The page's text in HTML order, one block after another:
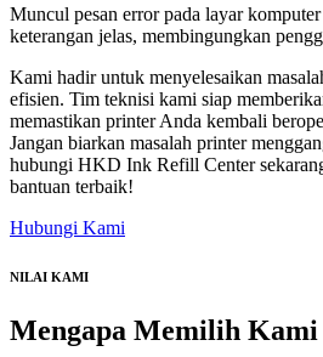
Muncul pesan error pada layar
keterangan jelas, membingungkan
Kami hadir untuk menyelesaikan
efisien. Tim teknisi kami siap
memastikan printer Anda kembali
Jangan biarkan masalah printer
hubungi HKD Ink Refill Center
bantuan terbaik!
Hubungi Kami
NILAI KAMI
Mengapa Memilih Kami